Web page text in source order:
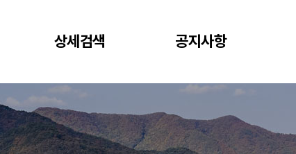
상세검색 공지사항